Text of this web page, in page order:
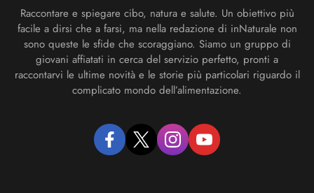
Raccontare e spiegare cibo, natura e salute. Un obiettivo più
facile a dirsi che a farsi, ma nella redazione di inNaturale non
sono queste le sfide che scoraggiano. Siamo un gruppo di
giovani affiatati in cerca del servizio perfetto, pronti a
raccontarvi le ultime novità e le storie più particolari riguardo il
complicato mondo dell’alimentazione.
facebooktwitter instagramyoutube